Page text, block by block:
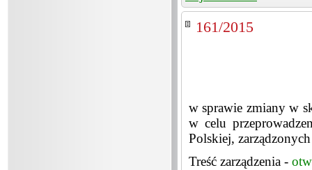
161/2015
w sprawie zmiany w
w celu
Polskiej,
Treść zarządzenia -